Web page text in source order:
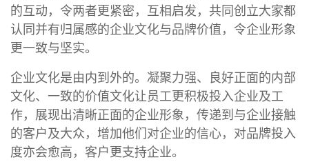
的互动，令两者更紧密，互相启发，共同创立大家都
认同并有归属感的企业文化与品牌价值，令企业形象
更一致与坚实。
企业文化是由内到外的。凝聚力强、良好正面的内部
文化、一致的价值文化让员工更积极投入企业及工
作，展现出清晰正面的企业形象，传递到与企业接触
的客户及大众，增加他们对企业的信心，对品牌投入
度亦会愈高，客户更支持企业。